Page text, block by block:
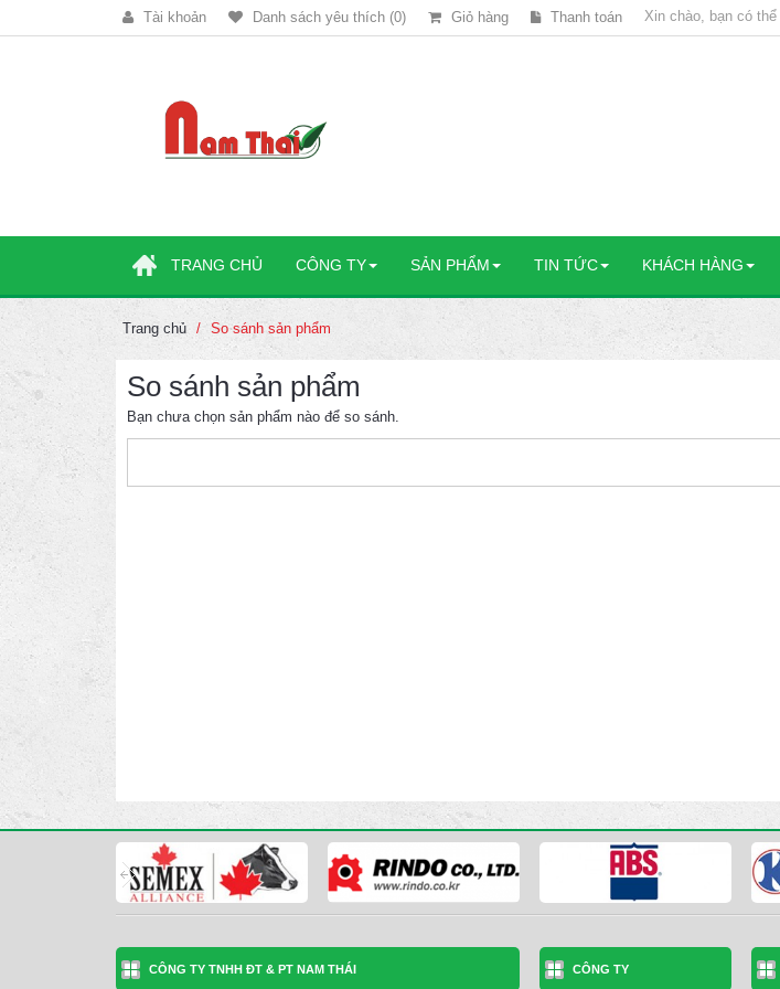
Tài khoản Danh sách yêu thích (0) Giỏ hàng Thanh toán Xin chào, bạn có thể
TRANG CHỦ CÔNG TY SẢN PHẨM TIN TỨC KHÁCH HÀNG
Trang chủ So sánh sản phẩm
So sánh sản phẩm
Bạn chưa chọn sản phẩm nào để so sánh.
CÔNG TY TNHH ĐT & PT NAM THÁI CÔNG TY